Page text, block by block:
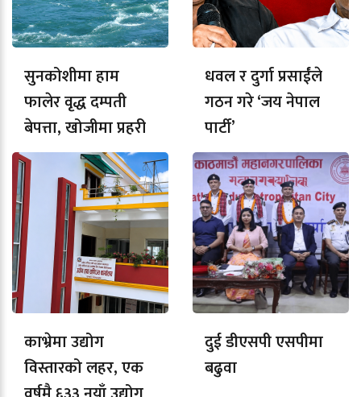
सुनकोशीमा हाम
फालेर वृद्ध दम्पती
बेपत्ता, खोजीमा प्रहरी
धवल र दुर्गा प्रसाईंले
गठन गरे ‘जय नेपाल
पार्टी’
काभ्रेमा उद्योग
विस्तारको लहर, एक
दुई डीएसपी एसपीमा
बढुवा